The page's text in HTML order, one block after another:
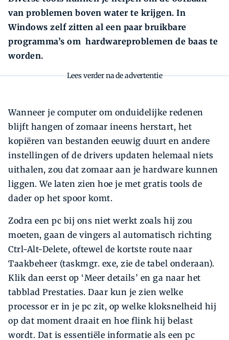
van problemen boven water te krijgen. In
Windows zelf zitten al een paar bruikbare
programma’s om hardwareproblemen de baas te
worden.
Lees verder na de advertentie
Wanneer je computer om onduidelijke redenen
blijft hangen of zomaar ineens herstart, het
kopiëren van bestanden eeuwig duurt en andere
instellingen of de drivers updaten helemaal niets
uithalen, zou dat zomaar aan je hardware kunnen
liggen. We laten zien hoe je met gratis tools de
dader op het spoor komt.
Zodra een pc bij ons niet werkt zoals hij zou
moeten, gaan de vingers al automatisch richting
Ctrl-Alt-Delete, oftewel de kortste route naar
Taakbeheer (taskmgr. exe, zie de tabel onderaan).
Klik dan eerst op ‘Meer details’ en ga naar het
tabblad Prestaties. Daar kun je zien welke
processor er in je pc zit, op welke kloksnelheid hij
op dat moment draait en hoe flink hij belast
wordt. Dat is essentiële informatie als een pc